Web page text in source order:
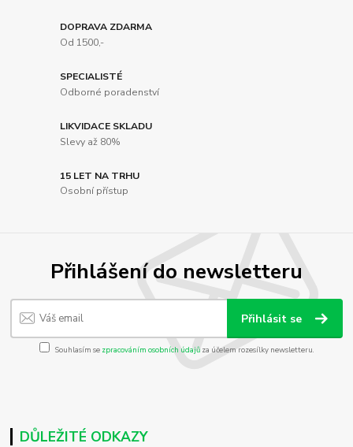
DOPRAVA ZDARMA
Od 1500,-
SPECIALISTÉ
Odborné poradenství
LIKVIDACE SKLADU
Slevy až 80%
15 LET NA TRHU
Osobní přístup
Přihlášení do newsletteru
Přihlásit se
Souhlasím se zpracováním osobních údajůza účelem rozesílky newsletteru.
DŮLEŽITÉ ODKAZY